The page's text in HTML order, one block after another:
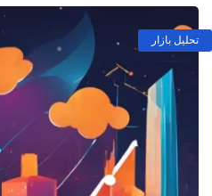
تحلیل بازار